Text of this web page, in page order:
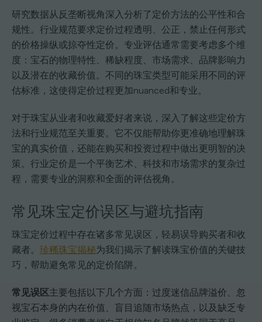
研究数据从反垄断视角深入分析了定价方法的公平性和合
规性。行业规范要求定价过程透明、公正，禁止任何形式
的价格操纵或掠夺性定价。专业评估通常需要考虑多个维
度：宝石的物理特性、稀缺程度、市场需求、品牌影响力
以及潜在的收藏价值。不同的珠宝类型可能采用不同的评
估标准，这使得定价过程更加nuanced和专业。
对于珠宝从业者和收藏爱好者来说，深入了解这些定价方
法和行业规范至关重要。它不仅能帮助你更准确地理解珠
宝的真实价值，还能在购买和投资过程中做出更明智的决
策。行业定价是一个平衡艺术、科技和市场需求的复杂过
程，需要专业的洞察和全面的评估视角。
常见珠宝定价误区与避坑指南
珠宝定价过程中存在诸多常见误区，轻易误导购买者和收
藏者。 珍稀珠宝揭秘为我们揭示了解读珠宝价值的关键技
巧，帮助避免常见的定价陷阱。
常见误区主要包括以下几个方面：过度迷信品牌溢价、忽
视宝石本身的内在价值、盲目追随市场热点，以及缺乏专